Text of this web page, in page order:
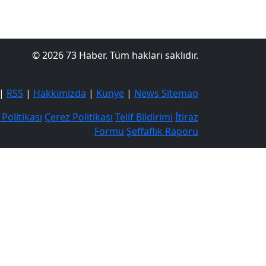
© 2026 73 Haber. Tüm hakları saklıdır.
| RSS | Hakkimizda | Kunye | News Sitemap
Çerez Politikası Telif Bildirimi İtiraz
Formu Şeffaflık Raporu